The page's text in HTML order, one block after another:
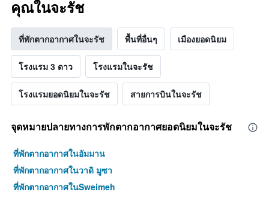
คุณในจะรัช
ที่พักตากอากาศในจะรัช พื้นที่อื่นๆ เมืองยอดนิยม
โรงแรม 3 ดาว โรงแรมในจะรัช
โรงแรมยอดนิยมในจะรัช สายการบินในจะรัช
จุดหมายปลายทางการพักตากอากาศยอดนิยมในจะรัช
ที่พักตากอากาศในอัมมาน
ที่พักตากอากาศในวาดิ มูซา
ที่พักตากอากาศในSweimeh